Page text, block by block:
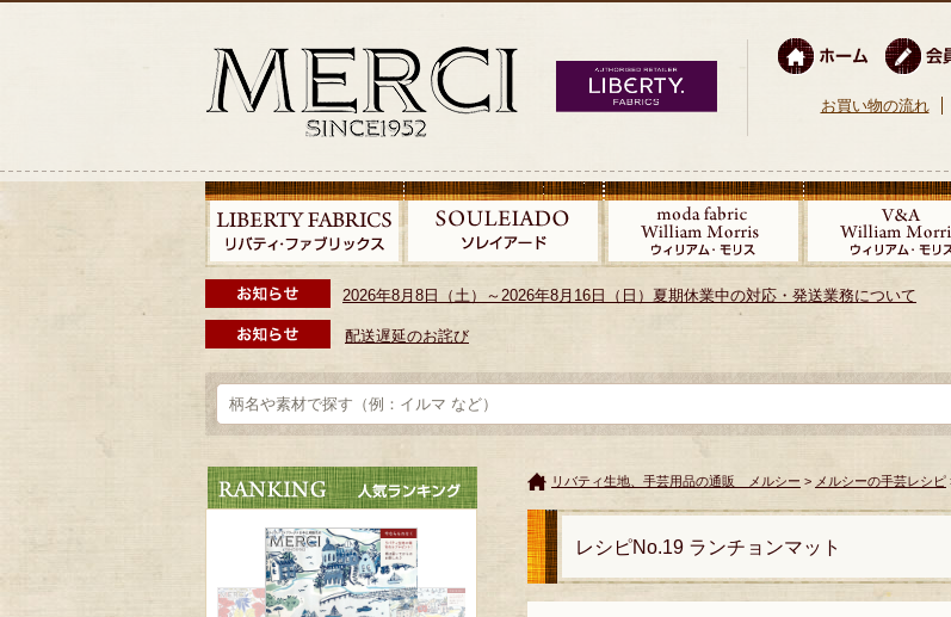
お買い物の流れ
2026年8月8日（土）～2026年8月16日（日）夏期休業中の対応・発送業務について
配送遅延のお詫び
リバティ生地、手芸用品の通販 メルシー > メルシーの手芸レシピ
レシピNo.19 ランチョンマット